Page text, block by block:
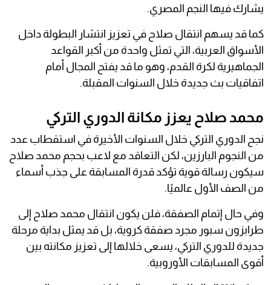
يشارك فيها النجم المصري.
كما قد يسهم انتقال صلاح في تعزيز انتشار البطولة داخل
الأسواق العربية، التي تمثل واحدة من أكبر القواعد
الجماهيرية لكرة القدم، وهو ما قد يفتح المجال أمام
اتفاقيات بث جديدة خلال السنوات المقبلة.
محمد صلاح يعزز مكانة الدوري التركي
نجح الدوري التركي خلال السنوات الأخيرة في استقطاب عدد
من النجوم البارزين، لكن التعاقد مع لاعب بحجم محمد صلاح
سيكون رسالة قوية تؤكد قدرة المسابقة على جذب أسماء
من الصف الأول عالميًا.
وفي حال إتمام الصفقة، فلن يكون انتقال محمد صلاح إلى
طرابزون سبور مجرد صفقة كروية، بل قد يمثل بداية مرحلة
جديدة للدوري التركي، يسعى خلالها إلى تعزيز مكانته بين
أقوى المسابقات الأوروبية.